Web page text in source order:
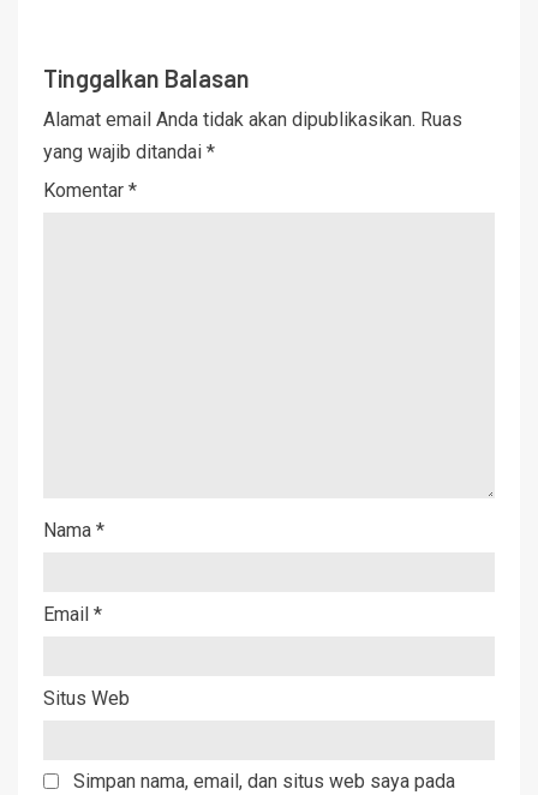
Tinggalkan Balasan
Alamat email Anda tidak akan dipublikasikan. Ruas
yang wajib ditandai *
Komentar *
Nama *
Email *
Situs Web
Simpan nama, email, dan situs web saya pada